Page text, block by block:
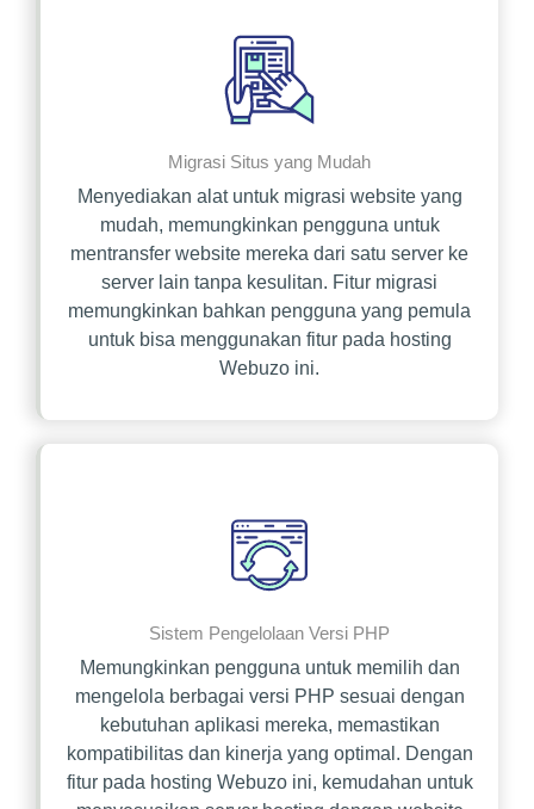
Migrasi Situs yang Mudah
Menyediakan alat untuk migrasi website yang
mudah, memungkinkan pengguna untuk
mentransfer website mereka dari satu server ke
server lain tanpa kesulitan. Fitur migrasi
memungkinkan bahkan pengguna yang pemula
untuk bisa menggunakan fitur pada hosting
Webuzo ini.
Sistem Pengelolaan Versi PHP
Memungkinkan pengguna untuk memilih dan
mengelola berbagai versi PHP sesuai dengan
kebutuhan aplikasi mereka, memastikan
kompatibilitas dan kinerja yang optimal. Dengan
fitur pada hosting Webuzo ini, kemudahan untuk